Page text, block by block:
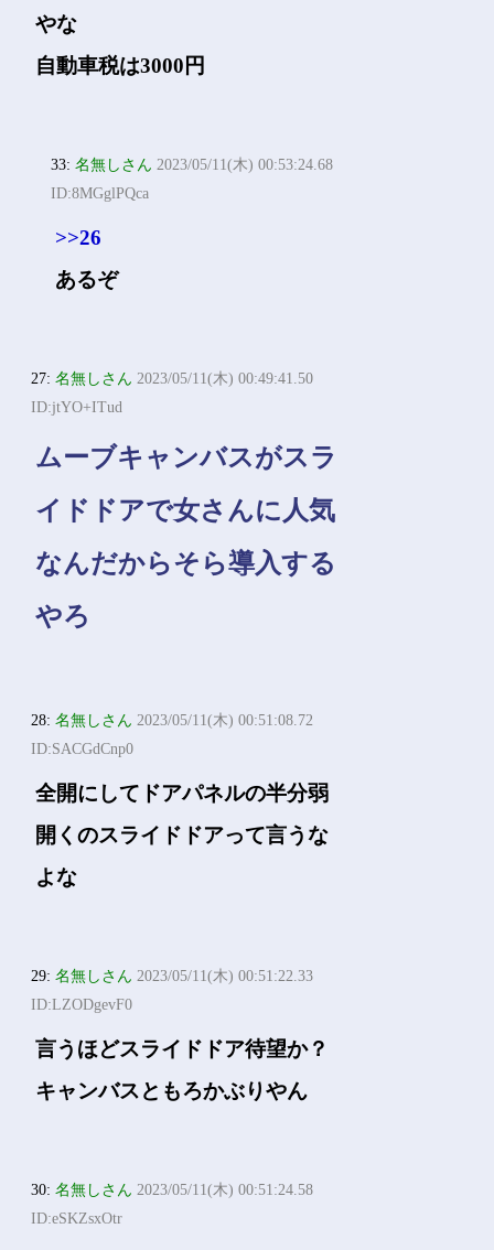
やな
自動車税は3000円
33:名無しさん 2023/05/11(木) 00:53:24.68
ID:8MGglPQca
>>26
あるぞ
27:名無しさん 2023/05/11(木) 00:49:41.50
ID:jtYO+ITud
ムーブキャンバスがスラ
イドドアで女さんに人気
なんだからそら導入する
やろ
28:名無しさん 2023/05/11(木) 00:51:08.72
ID:SACGdCnp0
全開にしてドアパネルの半分弱
開くのスライドドアって言うな
よな
29:名無しさん 2023/05/11(木) 00:51:22.33
ID:LZODgevF0
言うほどスライドドア待望か？
キャンバスともろかぶりやん
30:名無しさん 2023/05/11(木) 00:51:24.58
ID:eSKZsxOtr